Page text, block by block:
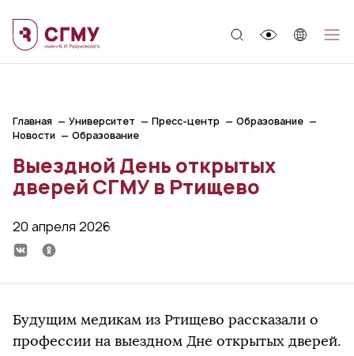
Главная Университет Пресс-центр
Образование
Новости
Образование
Выездной День открытых
дверей СГМУ в Ртищево
20 апреля 2026
Будущим медикам из Ртищево рассказали о
профессии на выездном Дне открытых дверей.